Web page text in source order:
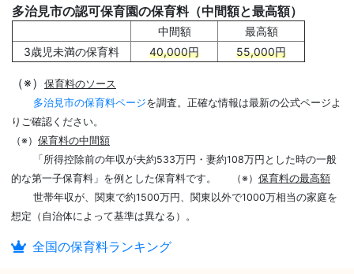
多治見市の認可保育園の保育料（中間額と最高額）
中間額
最高額
3歳児未満の保育料
40,000円 55,000円
（※）
保育料のソース
多治見市の保育料ページを調査。正確な情報は最新の公式ページよ
りご確認ください。
（※） 保育料の中間額
「所得控除前の年収が夫約533万円・妻約108万円とした時の一般
的な第一子保育料」を例とした保育料です。
（※） 保育料の最高額
世帯年収が、関東で約1500万円、関東以外で1000万相当の家庭を
想定（自治体によって基準は異なる）。
全国の保育料ランキング